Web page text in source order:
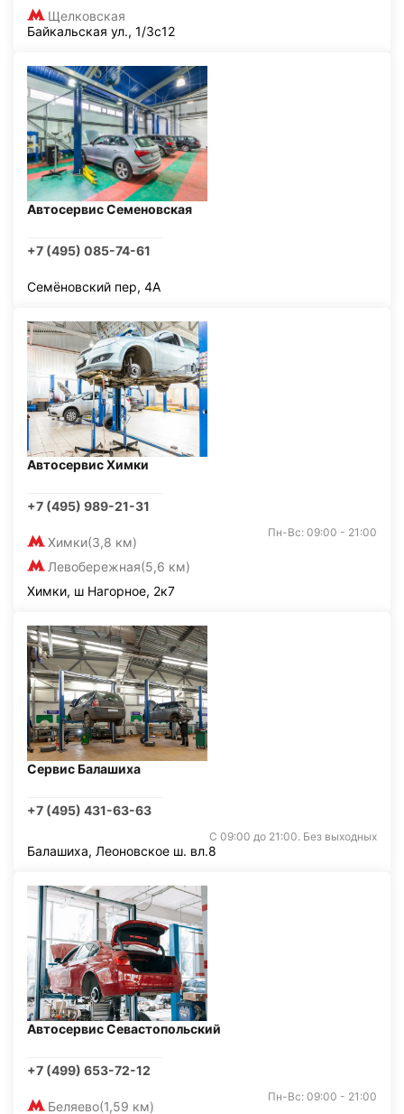
Щелковская
Байкальская ул., 1/3с12
Автосервис Семеновская
+7 (495) 085-74-61
Семёновский пер, 4А
Автосервис Химки
+7 (495) 989-21-31
Химки(3,8 км)
Левобережная(5,6 км)
Пн-Вс: 09:00 - 21:00
Химки, ш Нагорное, 2к7
Сервис Балашиха
+7 (495) 431-63-63
С 09:00 до 21:00. Без выходных
Балашиха, Леоновское ш. вл.8
Автосервис Севастопольский
+7 (499) 653-72-12
Беляево(1,59 км)
Пн-Вс: 09:00 - 21:00